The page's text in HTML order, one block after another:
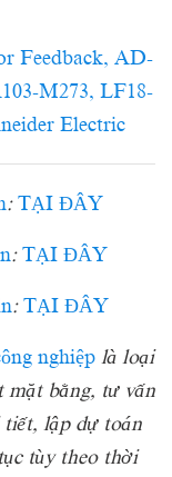
Feedback, AD-
M273, LF18-
Electric
: TẠI ĐÂY
: TẠI ĐÂY
: TẠI ĐÂY
nghiệp là loại
mặt bằng, tư vấn
tiết, lập dự toán
tùy theo thời